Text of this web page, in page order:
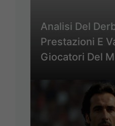
Analisi Del
Prestazioni E
Giocatori Del